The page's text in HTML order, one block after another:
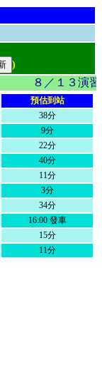
)
８／１３演
預估到站
38分
9分
22分
40分
11分
3分
34分
16:00 發車
15分
11分